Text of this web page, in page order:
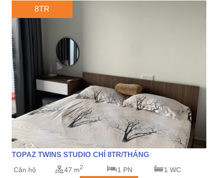
8TR
TOPAZ TWINS STUDIO CHỈ 8TR/THÁNG
Căn hộ 47 m2 1 PN 1 WC